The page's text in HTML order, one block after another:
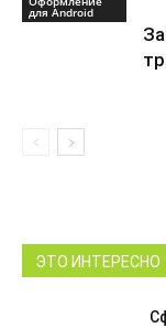
для Android
ЭТО ИНТЕРЕСНО